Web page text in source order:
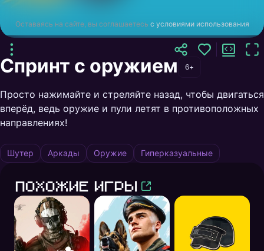
Оставаясь на сайте, вы соглашаетесь с условиями использования
Спринт с оружием 6+
Просто нажимайте и стреляйте назад, чтобы двигаться
вперёд, ведь оружие и пули летят в противоположных
направлениях!
Шутер Аркады Оружие Гиперказуальные
Похожие игры